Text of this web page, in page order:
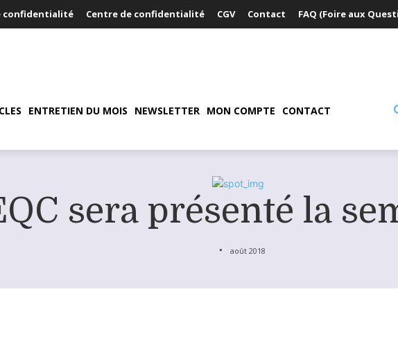
confidentialité Centre de confidentialité CGV Contact FAQ (Foire aux
ENTRETIEN DU MOIS NEWSLETTER MON COMPTE CONTACT
sera présenté la
août 2018